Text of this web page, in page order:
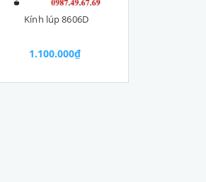
Kính lúp 8606D
1.100.000₫